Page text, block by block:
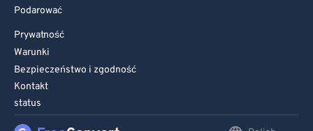
Podarować
Prywatność
Warunki
Bezpieczeństwo i zgodność
Kontakt
status